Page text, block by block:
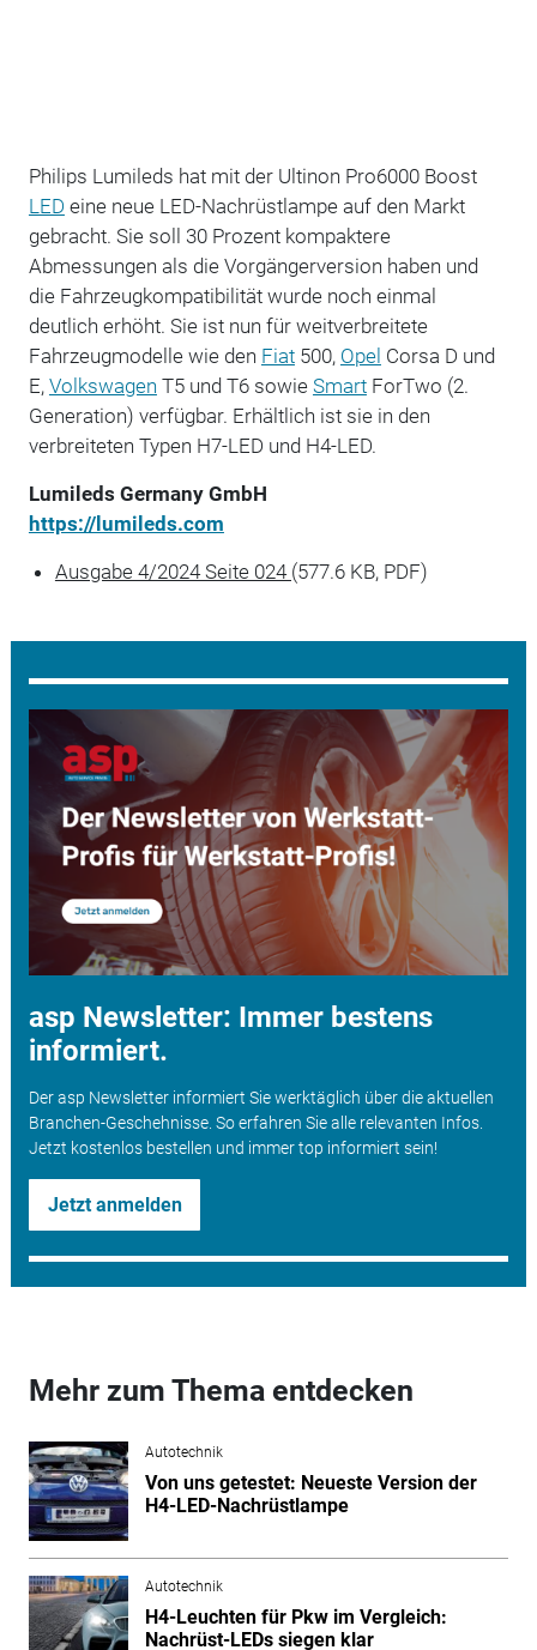
Philips Lumileds hat mit der Ultinon Pro6000 Boost
LED eine neue LED-Nachrüstlampe auf den Markt
gebracht. Sie soll 30 Prozent kompaktere
Abmessungen als die Vorgängerversion haben und
die Fahrzeugkompatibilität wurde noch einmal
deutlich erhöht. Sie ist nun für weitverbreitete
Fahrzeug­modelle wie den Fiat500, Opel Corsa D und
E, Volkswagen T5 und T6 sowie SmartForTwo (2.
Generation) verfügbar. Erhältlich ist sie in den
verbreiteten ­Typen H7-LED und H4-LED.
Lumileds Germany GmbH
https://lumileds.com
Ausgabe 4/2024 Seite 024 (577.6 KB, PDF)
asp Newsletter: Immer bestens
informiert.
Der asp Newsletter informiert Sie werktäglich über die aktuellen
Branchen-Geschehnisse. So erfahren Sie alle relevanten Infos.
Jetzt kostenlos bestellen und immer top informiert sein!
Jetzt anmelden
Mehr zum Thema entdecken
Autotechnik
Von uns getestet: Neueste Version der
H4-LED-Nachrüstlampe
Autotechnik
H4-Leuchten für Pkw im Vergleich:
Nachrüst-LEDs siegen klar